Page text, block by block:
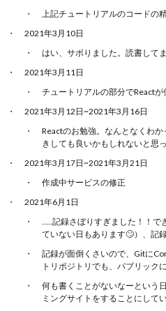
上記チュートリアルのコードの
2021年3月10日
はい、サボりました。読書してま
2021年3月11日
チュートリアルの部分でReactが
2021年3月12日~2021年3月16日
Reactのお勉強。なんとなくわ
きしても良いかもしれないと思っ
2021年3月17日~2021年3月21日
作成中サービスの修正
2021年6月1日
…..記録さぼりすぎました！！
ていない日もあります🙄）、記
記録が面倒くさいので、Gitに
トリポジトリでも、パブリック
何も書くことがないなーという日
ミングサイトをすることにしてい